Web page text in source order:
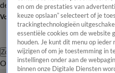
de redactieNieuwsbrief
Volg Shownieuws
Zoeken
OverzichtEntertainment
en om de prestaties van
keuze opslaan” selecteert of je
trackingtechnologieën
essentiële cookies om de website
houden. Je kunt dit menu op
wijzigen of om je toestemming in
instellingen onder aan de
binnen onze Digitale Diensten